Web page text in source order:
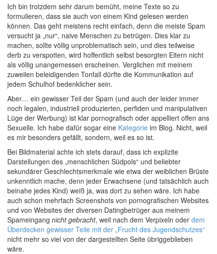
Ich bin trotzdem sehr darum bemüht, meine Texte so zu
formulieren, dass sie auch von einem Kind gelesen werden
können. Das geht meistens recht einfach, denn die meiste Spam
versucht ja „nur“, naive Menschen zu betrügen. Dies klar zu
machen, sollte völlig unproblematisch sein, und dies teilweise
derb zu verspotten, wird hoffentlich selbst besorgten Eltern nicht
als völlig unangemessen erscheinen. Verglichen mit meinem
zuweilen beleidigenden Tonfall dürfte die Kommunikation auf
jedem Schulhof bedenklicher sein.
Aber… ein gewisser Teil der Spam (und auch der leider immer
noch legalen, industriell produzierten, perfiden und manipulativen
Lüge der Werbung) ist klar pornografisch oder appelliert offen ans
Sexuelle. Ich habe dafür sogar eine Kategorie im Blog. Nicht, weil
es mir besonders gefällt, sondern, weil es so ist.
Bei Bildmaterial achte ich stets darauf, dass ich explizite
Darstellungen des „menschlichen Südpols“ und beliebter
sekundärer Geschlechtsmerkmale wie etwa der weiblichen Brüste
unkenntlich mache, denn jeder Erwachsene (und tatsächlich auch
beinahe jedes Kind) weiß ja, was dort zu sehen wäre. Ich habe
auch schon mehrfach Screenshots von pornografischen Websites
und von Websites der diversen Datingbetrüger aus meinem
Spameingang nicht gebracht, weil nach dem Verpixeln oder dem
Überdecken gewisser Teile mit der „Frucht des Jugendschutzes“
nicht mehr so viel von der dargestellten Seite übriggeblieben
wäre.